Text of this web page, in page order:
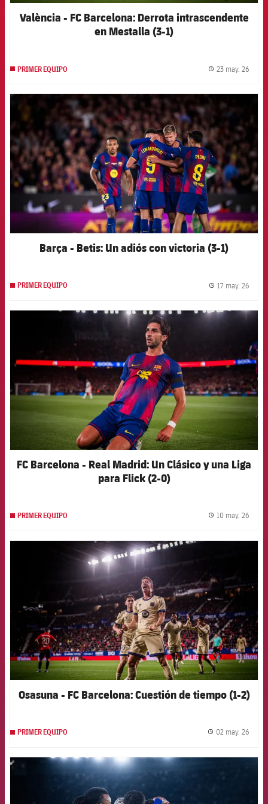
València - FC Barcelona: Derrota intrascendente
en Mestalla (3-1)
PRIMER EQUIPO 23 may. 26
FCB Barcelona badge
Barça - Betis: Un adiós con victoria (3-1)
PRIMER EQUIPO 17 may. 26
FCB Barcelona badge
FC Barcelona - Real Madrid: Un Clásico y una Liga
para Flick (2-0)
PRIMER EQUIPO 10 may. 26
FCB Barcelona badge
Osasuna - FC Barcelona: Cuestión de tiempo (1-2)
PRIMER EQUIPO 02 may. 26
FCB Barcelona badge